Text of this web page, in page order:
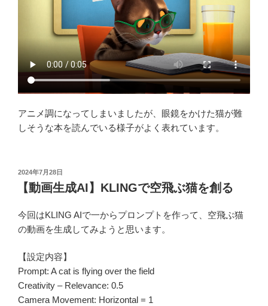
アニメ調になってしまいましたが、眼鏡をかけた猫が難
しそうな本を読んでいる様子がよく表れています。
投
稿
日:
2024年7月28日
【動画生成AI】KLINGで空飛ぶ猫を創る
今回はKLING AIで一からプロンプトを作って、空飛ぶ猫
の動画を生成してみようと思います。
【設定内容】
Prompt: A cat is flying over the field
Creativity – Relevance: 0.5
Camera Movement: Horizontal = 1